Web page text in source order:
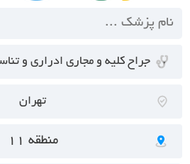
جراح کلیه و مجاری ادراری و
تهران
منطقه 11